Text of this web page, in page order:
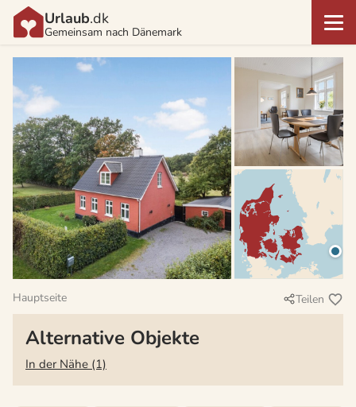
Urlaub.dk
Gemeinsam nach Dänemark
Hauptseite Teilen
Alternative Objekte
In der Nähe (1)